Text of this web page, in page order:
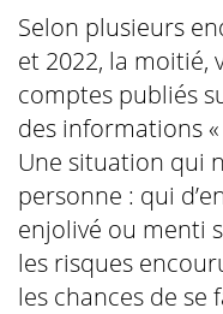
Selon plusieurs
et 2022, la moitié,
comptes publiés
des informations «
Une situation qui
personne : qui
enjolivé ou menti
les risques
les chances de se